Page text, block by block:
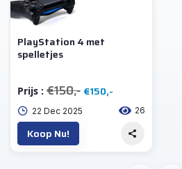
PlayStation 4 met
spelletjes
Prijs : €150,- €150,-
22 Dec 2025 26
Koop Nu!